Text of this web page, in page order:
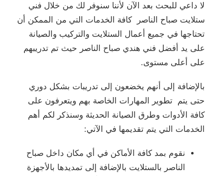
لا داعي للبحث بعد الآن لأننا سنوفر لك من خلال فني
ستلايت صباح الناصر كافة الخدمات التي من الممكن أن
تحتاجها في جميع أعمال الستلايت والتركيب والصيانة
على يد أفضل فني هندي صباح الناصر حيث تم تدريبهم
على أعلى مستوى.
بالإضافة إلى أنهم يخضعون إلى تدريبات بشكل دوري
حتى يتم تطوير المهارات الخاصة بهم ويتعرفون على
كافة الأدوات وطرق الصيانة الحديثة وسنذكر لكم أهم
الخدمات التي يتم تقديمها في الآتي:
نقوم بمد كافة الأماكن في أي مكان داخل صباح
الناصر بالستلايت بالإضافة إلى تمديدها بالأجهزة